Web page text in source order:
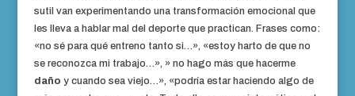
sutil van experimentando una transformación emocional que
les lleva a hablar mal del deporte que practican. Frases como:
«no sé para qué entreno tanto si…», «estoy harto de que no
se reconozca mi trabajo…», » no hago más que hacerme
daño y cuando sea viejo…», «podría estar haciendo algo de